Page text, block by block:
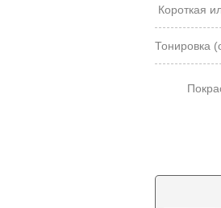
Короткая
Тонировка